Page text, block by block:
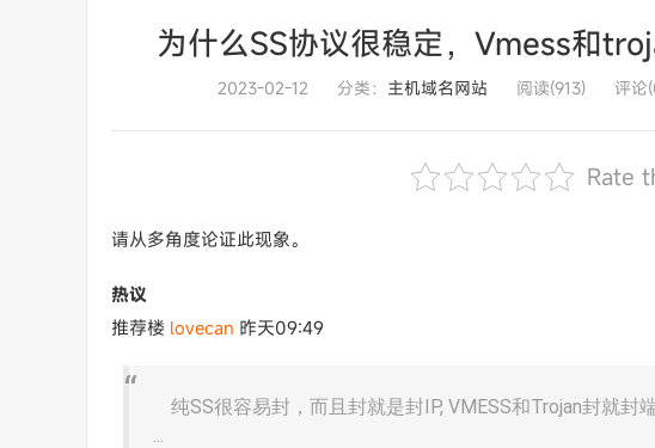
为什么SS协议很稳定，Vmess和
2023-02-12 分类： 主机域名网站 阅读(913) 评论
Rate
请从多角度论证此现象。
热议
推荐楼 lovecan 昨天09:49
纯SS很容易封，而且封就是封IP, VMESS和Trojan封就封
...